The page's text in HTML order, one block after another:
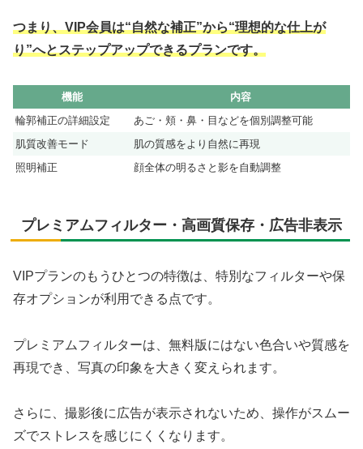
つまり、VIP会員は“自然な補正”から“理想的な仕上が
り”へとステップアップできるプランです。
機能
内容
輪郭補正の詳細設定
あご・頬・鼻・目などを個別調整可能
肌質改善モード
肌の質感をより自然に再現
照明補正
顔全体の明るさと影を自動調整
プレミアムフィルター・高画質保存・広告非表示
VIPプランのもうひとつの特徴は、特別なフィルターや保
存オプションが利用できる点です。
プレミアムフィルターは、無料版にはない色合いや質感を
再現でき、写真の印象を大きく変えられます。
さらに、撮影後に広告が表示されないため、操作がスムー
ズでストレスを感じにくくなります。